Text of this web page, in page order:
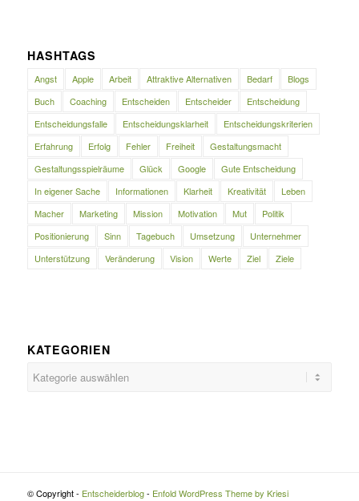
HASHTAGS
Angst Apple Arbeit Attraktive Alternativen Bedarf
Blogs
Buch
Coaching Entscheiden Entscheider
Entscheidung
Entscheidungsfalle
Entscheidungsklarheit
Entscheidungskriterien
Erfahrung
Erfolg Fehler Freiheit
Gestaltungsmacht
Gestaltungsspielräume
Glück Google
Gute Entscheidung
In eigener Sache
Informationen Klarheit Kreativität
Leben
Macher
Marketing Mission Motivation Mut
Politik
Positionierung
Sinn Tagebuch Umsetzung
Unternehmer
Unterstützung
Veränderung Vision Werte Ziel Ziele
KATEGORIEN
© Copyright - Entscheiderblog- Enfold WordPress Theme by Kriesi